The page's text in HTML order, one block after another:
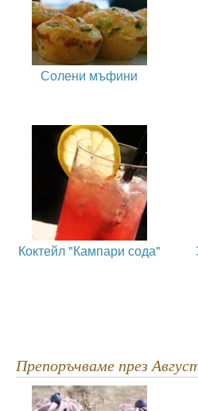
Солени мъфини
Коктейл "Кампари сода"
Препоръчваме през